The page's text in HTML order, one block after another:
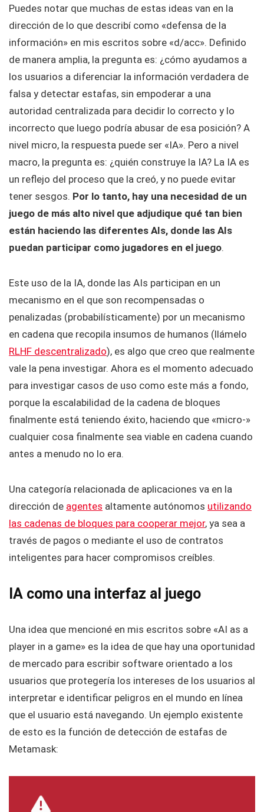
Puedes notar que muchas de estas ideas van en la
dirección de lo que describí como «defensa de la
información» en mis escritos sobre «d/acc». Definido
de manera amplia, la pregunta es: ¿cómo ayudamos a
los usuarios a diferenciar la información verdadera de
falsa y detectar estafas, sin empoderar a una
autoridad centralizada para decidir lo correcto y lo
incorrecto que luego podría abusar de esa posición? A
nivel micro, la respuesta puede ser «IA». Pero a nivel
macro, la pregunta es: ¿quién construye la IA? La IA es
un reflejo del proceso que la creó, y no puede evitar
tener sesgos. Por lo tanto, hay una necesidad de un
juego de más alto nivel que adjudique qué tan bien
están haciendo las diferentes AIs, donde las AIs
puedan participar como jugadores en el juego.
Este uso de la IA, donde las AIs participan en un
mecanismo en el que son recompensadas o
penalizadas (probabilísticamente) por un mecanismo
en cadena que recopila insumos de humanos (llámelo
RLHF descentralizado), es algo que creo que realmente
vale la pena investigar. Ahora es el momento adecuado
para investigar casos de uso como este más a fondo,
porque la escalabilidad de la cadena de bloques
finalmente está teniendo éxito, haciendo que «micro-»
cualquier cosa finalmente sea viable en cadena cuando
antes a menudo no lo era.
Una categoría relacionada de aplicaciones va en la
dirección de agentes altamente autónomos utilizando
las cadenas de bloques para cooperar mejor, ya sea a
través de pagos o mediante el uso de contratos
inteligentes para hacer compromisos creíbles.
IA como una interfaz al juego
Una idea que mencioné en mis escritos sobre «AI as a
player in a game» es la idea de que hay una oportunidad
de mercado para escribir software orientado a los
usuarios que protegería los intereses de los usuarios al
interpretar e identificar peligros en el mundo en línea
que el usuario está navegando. Un ejemplo existente
de esto es la función de detección de estafas de
Metamask: